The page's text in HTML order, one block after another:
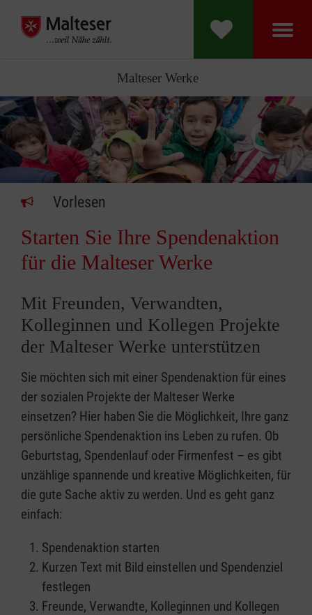
Malteser Werke
Vorlesen
Starten Sie Ihre Spendenaktion
für die Malteser Werke
Mit Freunden, Verwandten,
Kolleginnen und Kollegen Projekte
der Malteser Werke unterstützen
Sie möchten sich mit einer Spendenaktion für eines
der sozialen Projekte der Malteser Werke
einsetzen? Hier haben Sie die Möglichkeit, Ihre ganz
persönliche Spendenaktion ins Leben zu rufen. Ob
Geburtstag, Spendenlauf oder Firmenfest – es gibt
unzählige spannende und kreative Möglichkeiten, für
die gute Sache aktiv zu werden. Und es geht ganz
einfach:
Spendenaktion starten
Kurzen Text mit Bild einstellen und Spendenziel
festlegen
Freunde, Verwandte, Kolleginnen und Kollegen